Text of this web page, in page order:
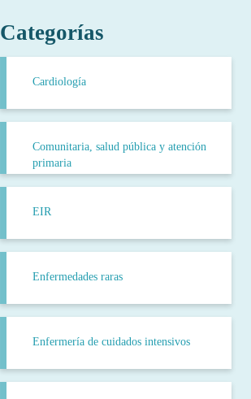
Categorías
Cardiología
Comunitaria, salud pública y atención
primaria
EIR
Enfermedades raras
Enfermería de cuidados intensivos